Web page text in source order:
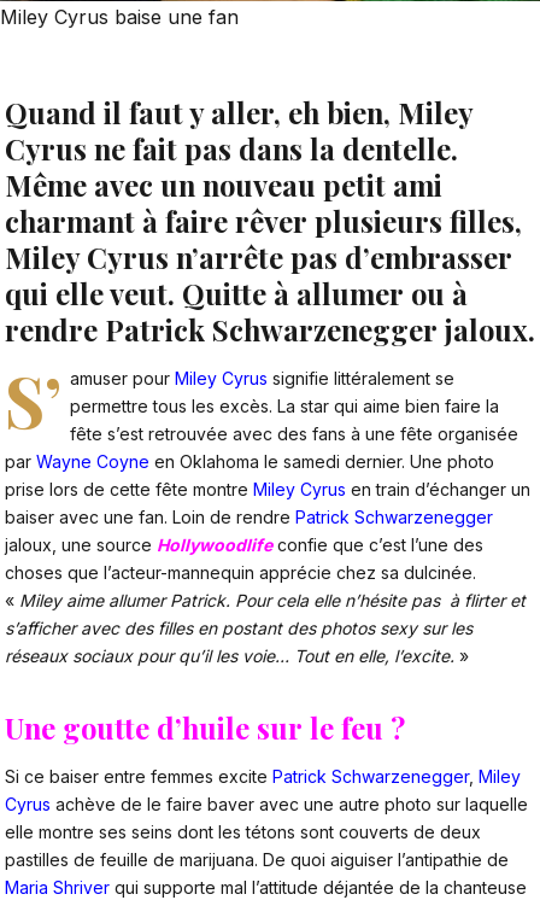
Miley Cyrus baise une fan
Quand il faut y aller, eh bien, Miley
Cyrus ne fait pas dans la dentelle.
Même avec un nouveau petit ami
charmant à faire rêver plusieurs filles,
Miley Cyrus n’arrête pas d’embrasser
qui elle veut. Quitte à allumer ou à
rendre Patrick Schwarzenegger jaloux.
S’ amuser pourMiley Cyrus signifie littéralement se
permettre tous les excès. La star qui aime bien faire la
fête s’est retrouvée avec des fans à une fête organisée
par Wayne Coyne en Oklahoma le samedi dernier. Une photo
prise lors de cette fête montre Miley Cyrus en train d’échanger un
baiser avec une fan. Loin de rendre Patrick Schwarzenegger
jaloux, une source Hollywoodlifeconfie que c’est l’une des
choses que l’acteur-mannequin apprécie chez sa dulcinée.
« Miley aime allumer Patrick. Pour cela elle n’hésite pas à flirter et
s’afficher avec des filles en postant des photos sexy sur les
réseaux sociaux pour qu’il les voie… Tout en elle, l’excite. »
Une goutte d’huile sur le feu ?
Si ce baiser entre femmes excite Patrick Schwarzenegger, Miley
Cyrus achève de le faire baver avec une autre photo sur laquelle
elle montre ses seins dont les tétons sont couverts de deux
pastilles de feuille de marijuana. De quoi aiguiser l’antipathie de
Maria Shriver qui supporte mal l’attitude déjantée de la chanteuse